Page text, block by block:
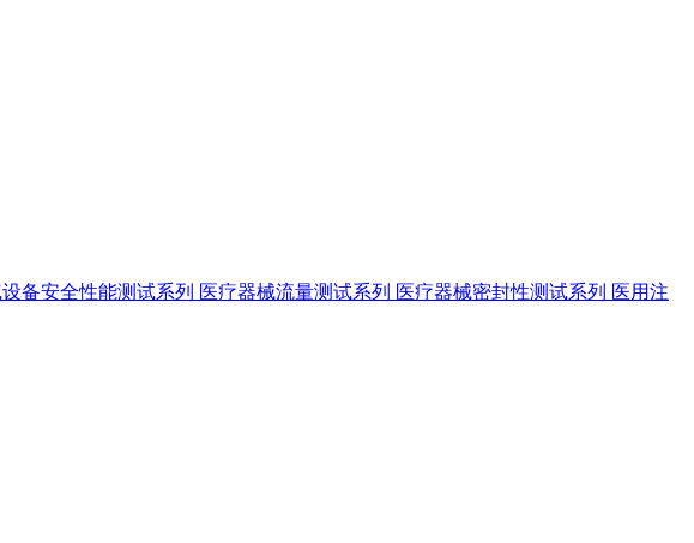
备安全性能测试系列 医疗器械流量测试系列 医疗器械密封性测试系列 医用注